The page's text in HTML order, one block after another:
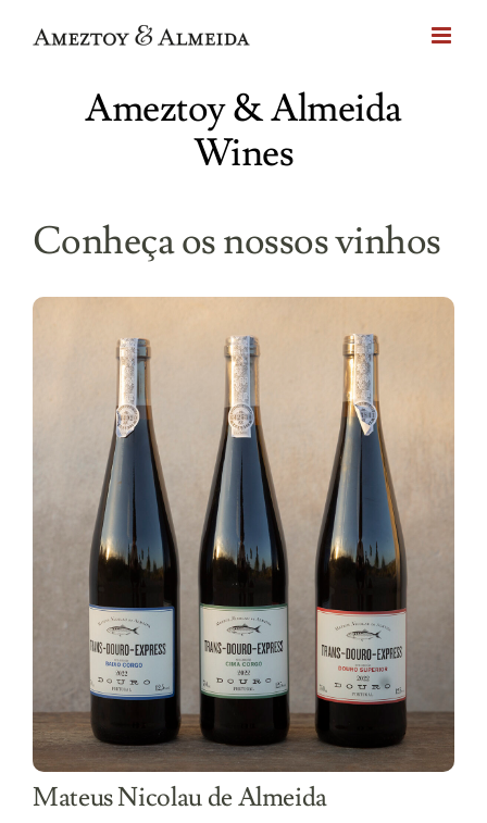
Ameztoy & Almeida
Wines
Conheça os nossos vinhos
Mateus Nicolau de Almeida